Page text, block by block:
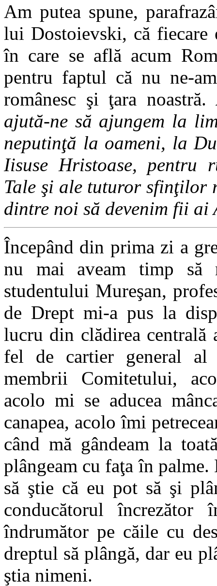
Am putea spune,
lui Dostoievski, că fiecare
în care se află acum
pentru faptul că nu ne-
românesc şi ţara noastră.
ajută-ne să ajungem la
neputinţă la oameni, la
Iisuse Hristoase, pentru
Tale şi ale tuturor sfinţilor
dintre noi să devenim fii ai
Începând din prima zi a
nu mai aveam timp să
studentului Mureşan,
de Drept mi-a pus la
lucru din clădirea
fel de cartier general al
membrii Comitetului,
acolo mi se aducea
canapea, acolo îmi
când mă gândeam la
plângeam cu faţa în
să ştie că eu pot să şi
conducătorul
îndrumător pe căile cu
dreptul să plângă, dar eu
ştia nimeni.